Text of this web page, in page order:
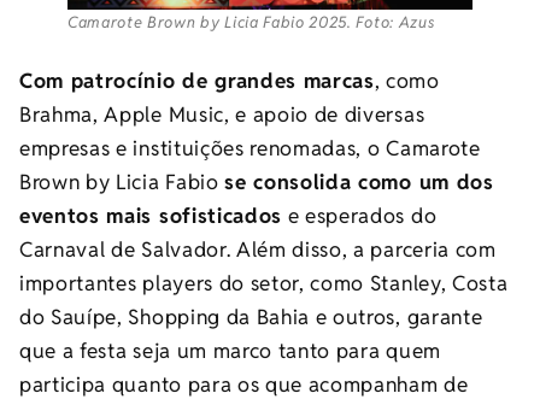
Camarote Brown by Licia Fabio 2025. Foto: Azus
Com patrocínio de grandes marcas, como
Brahma, Apple Music, e apoio de diversas
empresas e instituições renomadas, o Camarote
Brown by Licia Fabiose consolida como um dos
eventos mais sofisticados e esperados do
Carnaval de Salvador. Além disso, a parceria com
importantes players do setor, como Stanley, Costa
do Sauípe, Shopping da Bahia e outros, garante
que a festa seja um marco tanto para quem
participa quanto para os que acompanham de